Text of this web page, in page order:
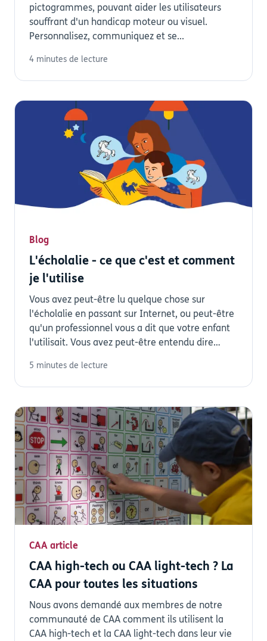
pictogrammes, pouvant aider les utilisateurs
souffrant d'un handicap moteur ou visuel.
Personnalisez, communiquez et se...
4 minutes de lecture
Blog
L'écholalie - ce que c'est et comment
je l'utilise
Vous avez peut-être lu quelque chose sur
l'écholalie en passant sur Internet, ou peut-être
qu'un professionnel vous a dit que votre enfant
l'utilisait. Vous avez peut-être entendu dire
5 minutes de lecture
CAA article
CAA high-tech ou CAA light-tech ? La
CAA pour toutes les situations
Nous avons demandé aux membres de notre
communauté de CAA comment ils utilisent la
CAA high-tech et la CAA light-tech dans leur vie